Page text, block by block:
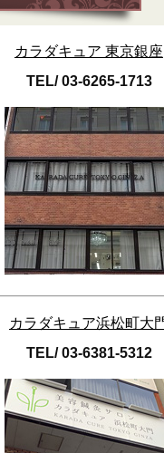
カラダキュア 東京銀座
TEL/ 03-6265-1713
カラダキュア浜松町大
TEL/ 03-6381-5312